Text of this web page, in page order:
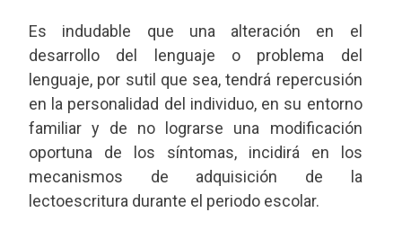
Es indudable que una alteración en el
desarrollo del lenguaje o problema del
lenguaje, por sutil que sea, tendrá repercusión
en la personalidad del individuo, en su entorno
familiar y de no lograrse una modificación
oportuna de los síntomas, incidirá en los
mecanismos de adquisición de la
lectoescritura durante el periodo escolar.